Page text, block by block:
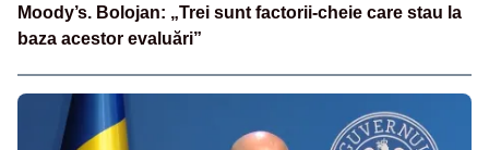
Moody’s. Bolojan: „Trei sunt factorii-cheie care stau la
baza acestor evaluări”